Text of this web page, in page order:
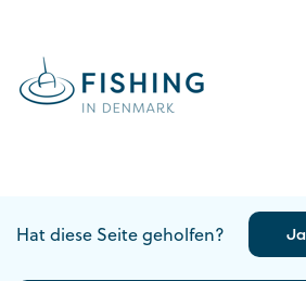
Hat diese Seite geholfen? Ja